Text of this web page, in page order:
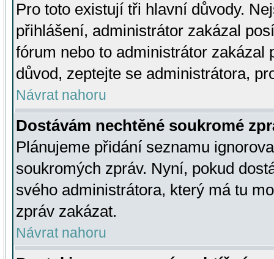
Pro toto existují tři hlavní důvody.
přihlášení, administrátor zakázal
fórum nebo to administrátor zakázal
důvod, zeptejte se administrátora,
Návrat nahoru
Dostávám nechtěné soukromé
Plánujeme přidání seznamu
soukromých zpráv. Nyní, pokud
svého administrátora, který má tu
zpráv zakázat.
Návrat nahoru